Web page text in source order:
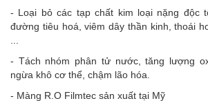
- Loại bỏ các tạp chất kim loại nặng độc
đường tiêu hoá, viêm dây thần kinh, thoái
- Tách nhóm phân tử nước, tăng lượng
ngừa khô cơ thể, chậm lão hóa.
- Màng R.O Filmtec sản xuất tại Mỹ